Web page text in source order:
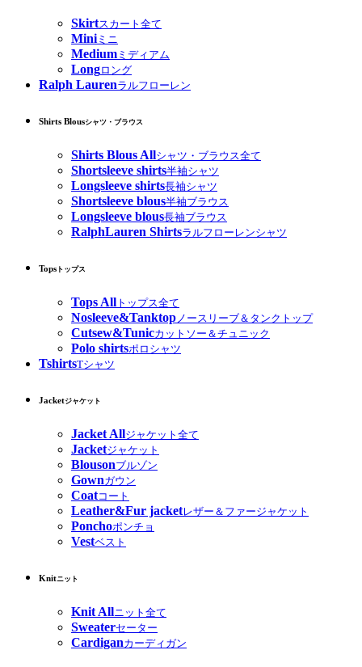
Skirtスカート全て
Miniミニ
Medium ミディアム
Longロング
Ralph Laurenラルフローレン
Shirts Blousシャツ・ブラウス
Shirts Blous Allシャツ・ブラウス全て
Shortsleeve shirts半袖シャツ
Longsleeve shirts長袖シャツ
Shortsleeve blous半袖ブラウス
Longsleeve blous長袖ブラウス
RalphLauren Shirtsラルフローレンシャツ
Tops トップス
Tops All トップス全て
Nosleeve&Tanktopノースリーブ＆タンクトップ
Cutsew&Tunicカットソー＆チュニック
Polo shirtsポロシャツ
TshirtsTシャツ
Jacketジャケット
Jacket Allジャケット全て
Jacketジャケット
Blousonブルゾン
Gownガウン
Coatコート
Leather&Fur jacketレザー＆ファージャケット
Ponchoポンチョ
Vestベスト
Knitニット
Knit Allニット全て
Sweaterセーター
Cardiganカーディガン